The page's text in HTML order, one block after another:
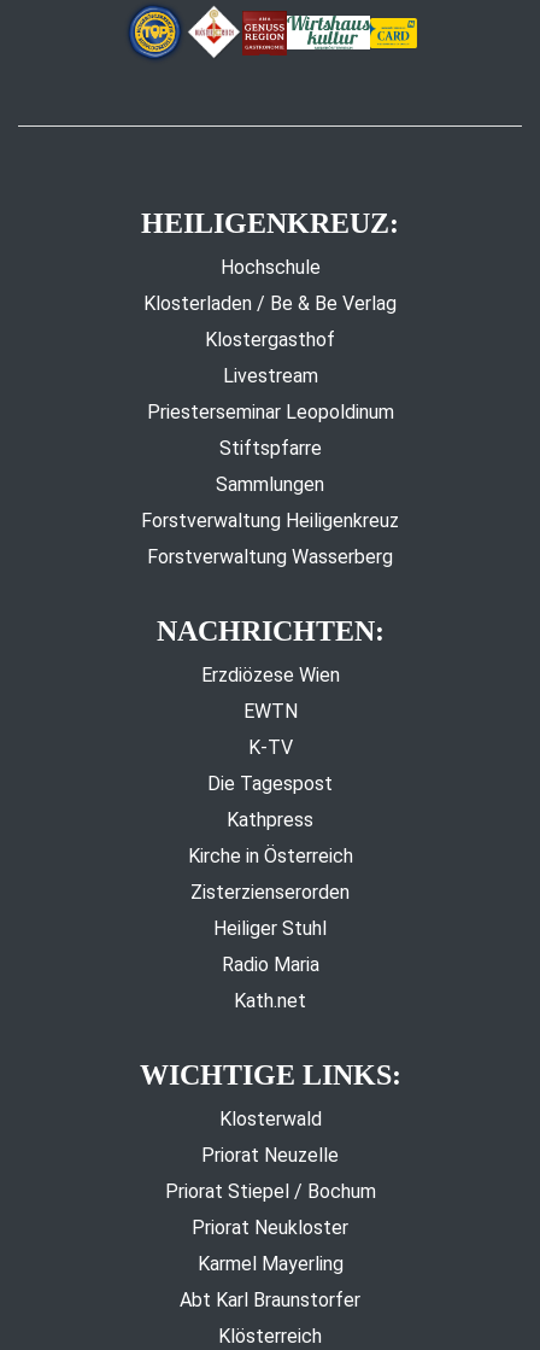
HEILIGENKREUZ:
Hochschule
Klosterladen / Be & Be Verlag
Klostergasthof
Livestream
Priesterseminar Leopoldinum
Stiftspfarre
Sammlungen
Forstverwaltung Heiligenkreuz
Forstverwaltung Wasserberg
NACHRICHTEN:
Erzdiözese Wien
EWTN
K-TV
Die Tagespost
Kathpress
Kirche in Österreich
Zisterzienserorden
Heiliger Stuhl
Radio Maria
Kath.net
WICHTIGE LINKS:
Klosterwald
Priorat Neuzelle
Priorat Stiepel / Bochum
Priorat Neukloster
Karmel Mayerling
Abt Karl Braunstorfer
Klösterreich